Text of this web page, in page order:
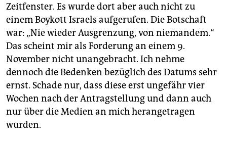
Zeitfenster. Es wurde dort aber auch nicht zu
einem Boykott Israels aufgerufen. Die Botschaft
war: „Nie wieder Ausgrenzung, von niemandem.“
Das scheint mir als Forderung an einem 9.
November nicht unangebracht. Ich nehme
dennoch die Bedenken bezüglich des Datums sehr
ernst. Schade nur, dass diese erst ungefähr vier
Wochen nach der Antragstellung und dann auch
nur über die Medien an mich herangetragen
wurden.